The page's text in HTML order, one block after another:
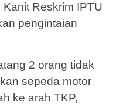
Reskrim IPTU
pengintaian
2 orang tidak
sepeda motor
ke arah TKP,